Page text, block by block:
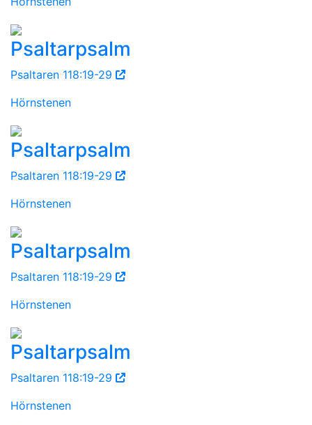
Psaltarpsalm
Psaltaren 118:19-29
Hörnstenen
Psaltarpsalm
Psaltaren 118:19-29
Hörnstenen
Psaltarpsalm
Psaltaren 118:19-29
Hörnstenen
Psaltarpsalm
Psaltaren 118:19-29
Hörnstenen